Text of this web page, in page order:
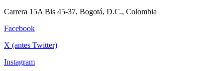
Carrera 15A Bis 45-37, Bogotá, D.C., Colombia
Facebook
X (antes Twitter)
Instagram